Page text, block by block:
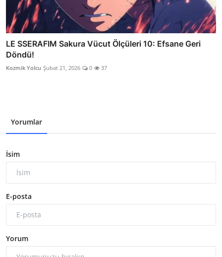
LE SSERAFIM Sakura Vücut Ölçüleri 10: Efsane Geri
Döndü!
Kozmik Yolcu Şubat 21, 2026 0 37
Yorumlar
İsim
E-posta
Yorum